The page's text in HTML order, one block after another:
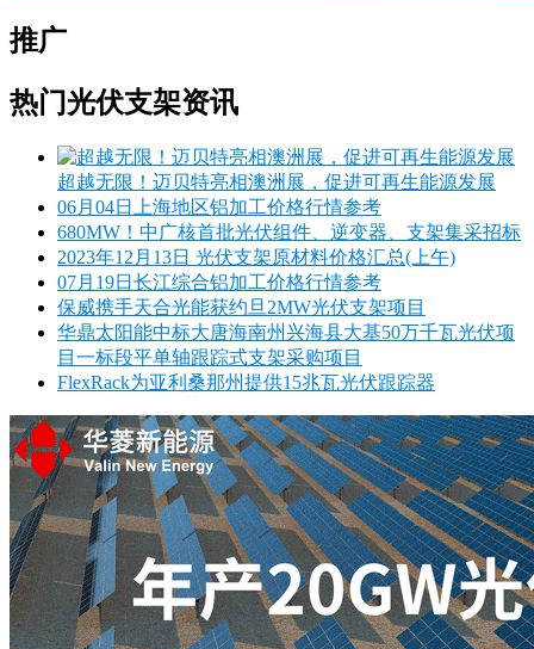
推广
热门光伏支架资讯
超越无限！迈贝特亮相澳洲展，促进可再生能源发展
06月04日上海地区铝加工价格行情参考
680MW！中广核首批光伏组件、逆变器、支架集采招标
2023年12月13日 光伏支架原材料价格汇总(上午)
07月19日长江综合铝加工价格行情参考
保威携手天合光能获约旦2MW光伏支架项目
华鼎太阳能中标大唐海南州兴海县大基50万千瓦光伏项
目一标段平单轴跟踪式支架采购项目
FlexRack为亚利桑那州提供15兆瓦光伏跟踪器